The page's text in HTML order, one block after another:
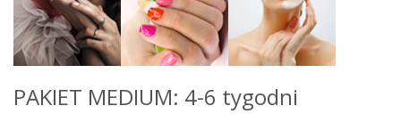
PAKIET MEDIUM: 4-6 tygodni